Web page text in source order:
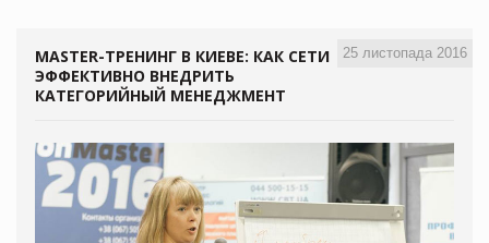
25 листопада 2016
MASTER-ТРЕНИНГ В КИЕВЕ: КАК СЕТИ
ЭФФЕКТИВНО ВНЕДРИТЬ
КАТЕГОРИЙНЫЙ МЕНЕДЖМЕНТ